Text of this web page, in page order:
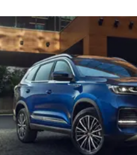
КРОССОВЕРЫ
СЕДАНЫ
НОВИНКИ
ПОДДЕРЖКА
CHERY CONNECT
CHERY В СОЦСЕТЯХ
ЛЮДИ CHERY
БЛАГОТВОРИТЕЛЬНОСТЬ
CHERY REMOTE